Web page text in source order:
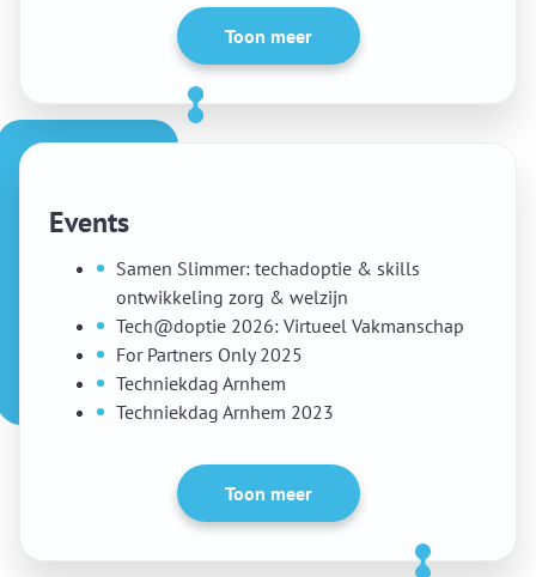
Toon meer
Events
Samen Slimmer: techadoptie & skills
ontwikkeling zorg & welzijn
Tech@doptie 2026: Virtueel Vakmanschap
For Partners Only 2025
Techniekdag Arnhem
Techniekdag Arnhem 2023
Toon meer